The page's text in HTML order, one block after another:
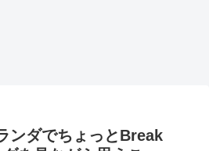
ンダでちょっとBreak